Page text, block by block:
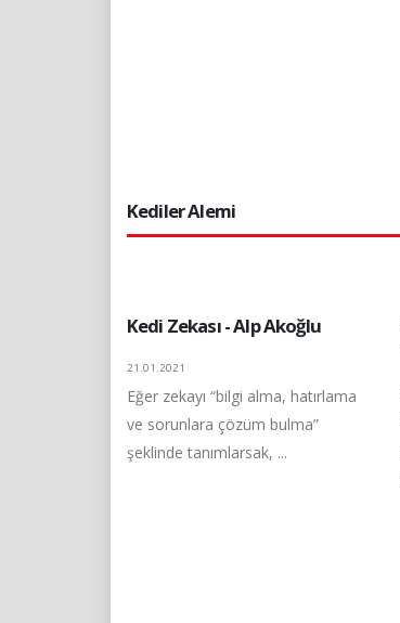
Kediler Alemi
Kedi Zekası - Alp Akoğlu
21.01.2021
Eğer zekayı “bilgi alma, hatırlama
ve sorunlara çözüm bulma”
şeklinde tanımlarsak, ...